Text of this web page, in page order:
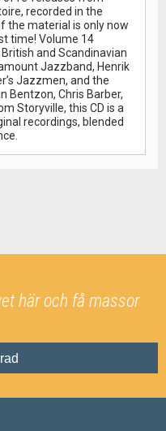
recorded in the
the material is only now
time! Volume 14
and Scandinavian
Jazzband, Henrik
Jazzmen, and the
Bentzon, Chris Barber,
Storyville, this CD is a
recordings, blended
här och få massor